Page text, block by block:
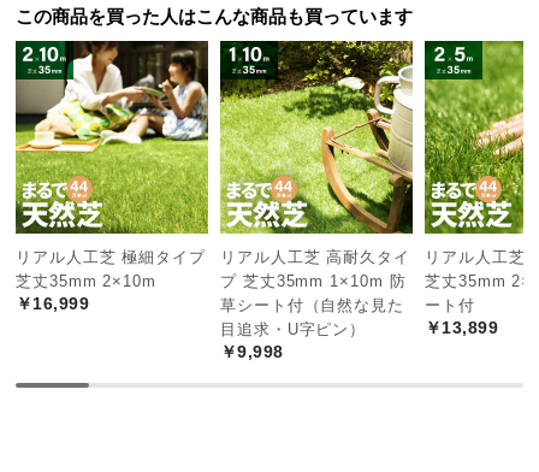
返
品・
キ
ン
セ
ル
に
つ
い
て
この商品を買った人はこんな商品も買っています
リアル人工芝 極細タイプ
芝丈35mm 2×10m
￥16,999
リアル人工芝 高耐久タイ
プ 芝丈35mm 1×10m 防
草シート付（自然な見た
目追求・U字ピン）
￥9,998
リアル人工芝
芝丈35mm
ート付
￥13,899